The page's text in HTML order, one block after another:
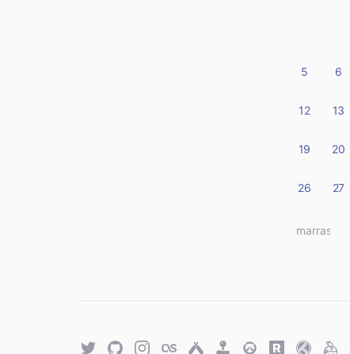
5 6
12 13
19 20
26 27
« marras
TwitterGitHubTwitterLast.fmUntappd
RetroOverwatch
Rawg.ioTrakt